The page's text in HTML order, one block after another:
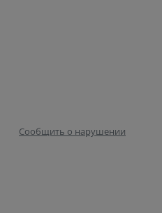
Сообщить о нарушении